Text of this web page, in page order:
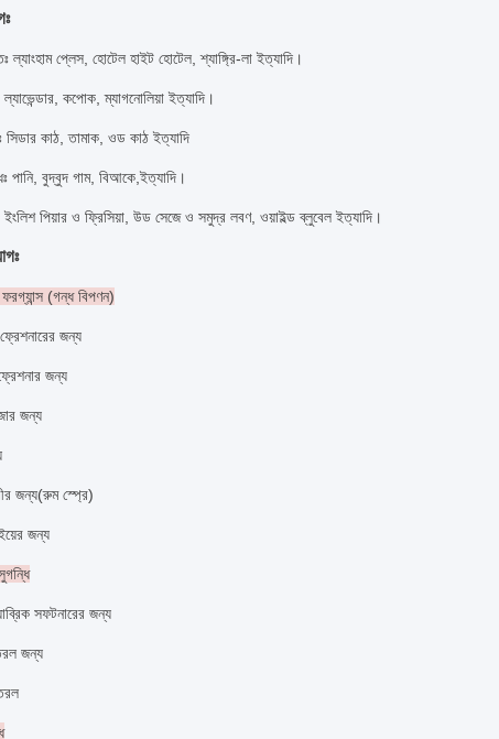
ল্যাংহাম প্লেস, হোটেল হাইট হোটেল, শ্যাঙ্গ্রি-লা ইত্যাদি।
কপোক, ম্যাগনোলিয়া ইত্যাদি।
সিডার কাঠ, তামাক, ওড কাঠ ইত্যাদি
পানি, বুদ্বুদ গাম, বিআকে, ইত্যাদি।
ইংলিশ পিয়ার ও ফ্রিসিয়া, উড সেজে ও সমুদ্র লবণ, ওয়াইল্ড ব্লুবেল ইত্যাদি।
(গন্ধ বিপণন)
জন্য
জন্য
জন্য
জন্য(রুম স্প্রে)
জন্য
সফটনারের জন্য
জন্য